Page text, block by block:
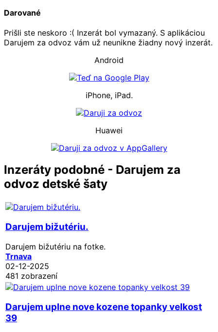
Darované
Prišli ste neskoro :( Inzerát bol vymazaný. S aplikáciou
Darujem za odvoz vám už neunikne žiadny nový inzerát.
Android
iPhone, iPad.
Huawei
Inzeráty podobné - Darujem za
odvoz detské šaty
Darujem bižutériu.
Darujem bižutériu na fotke.
Trnava
02-12-2025
481 zobrazení
Darujem uplne nove kozene topanky velkost
39